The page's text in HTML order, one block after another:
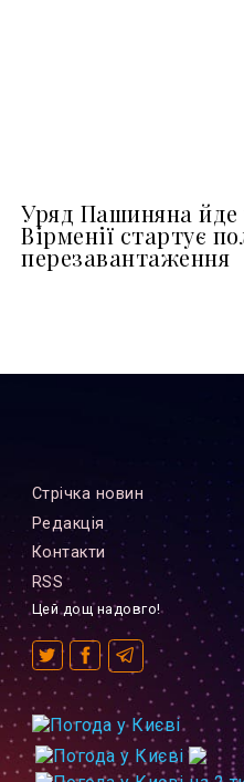
Уряд Пашиняна йде
Вірменії стартує
перезавантаження
Стрiчка новин
Редакцiя
Контакти
RSS
Цей дощ надовго!